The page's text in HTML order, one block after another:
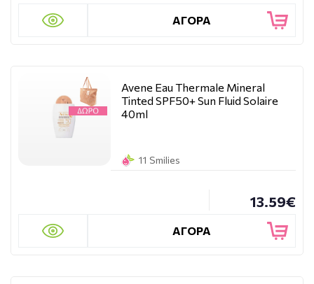
ΑΓΟΡΑ
Avene Eau Thermale Mineral
Tinted SPF50+ Sun Fluid Solaire
40ml
11 Smilies
13.59€
ΑΓΟΡΑ